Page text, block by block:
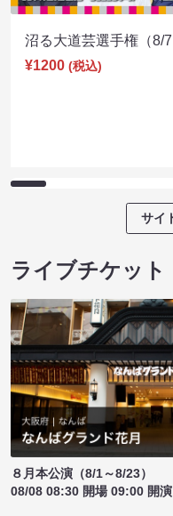
沼る大道芸選手権（8/
¥1200 (税込)
サイ
ライブチケット
８月本公演（8/1～8/23）
08/08 08:30 開場 09:00 開演